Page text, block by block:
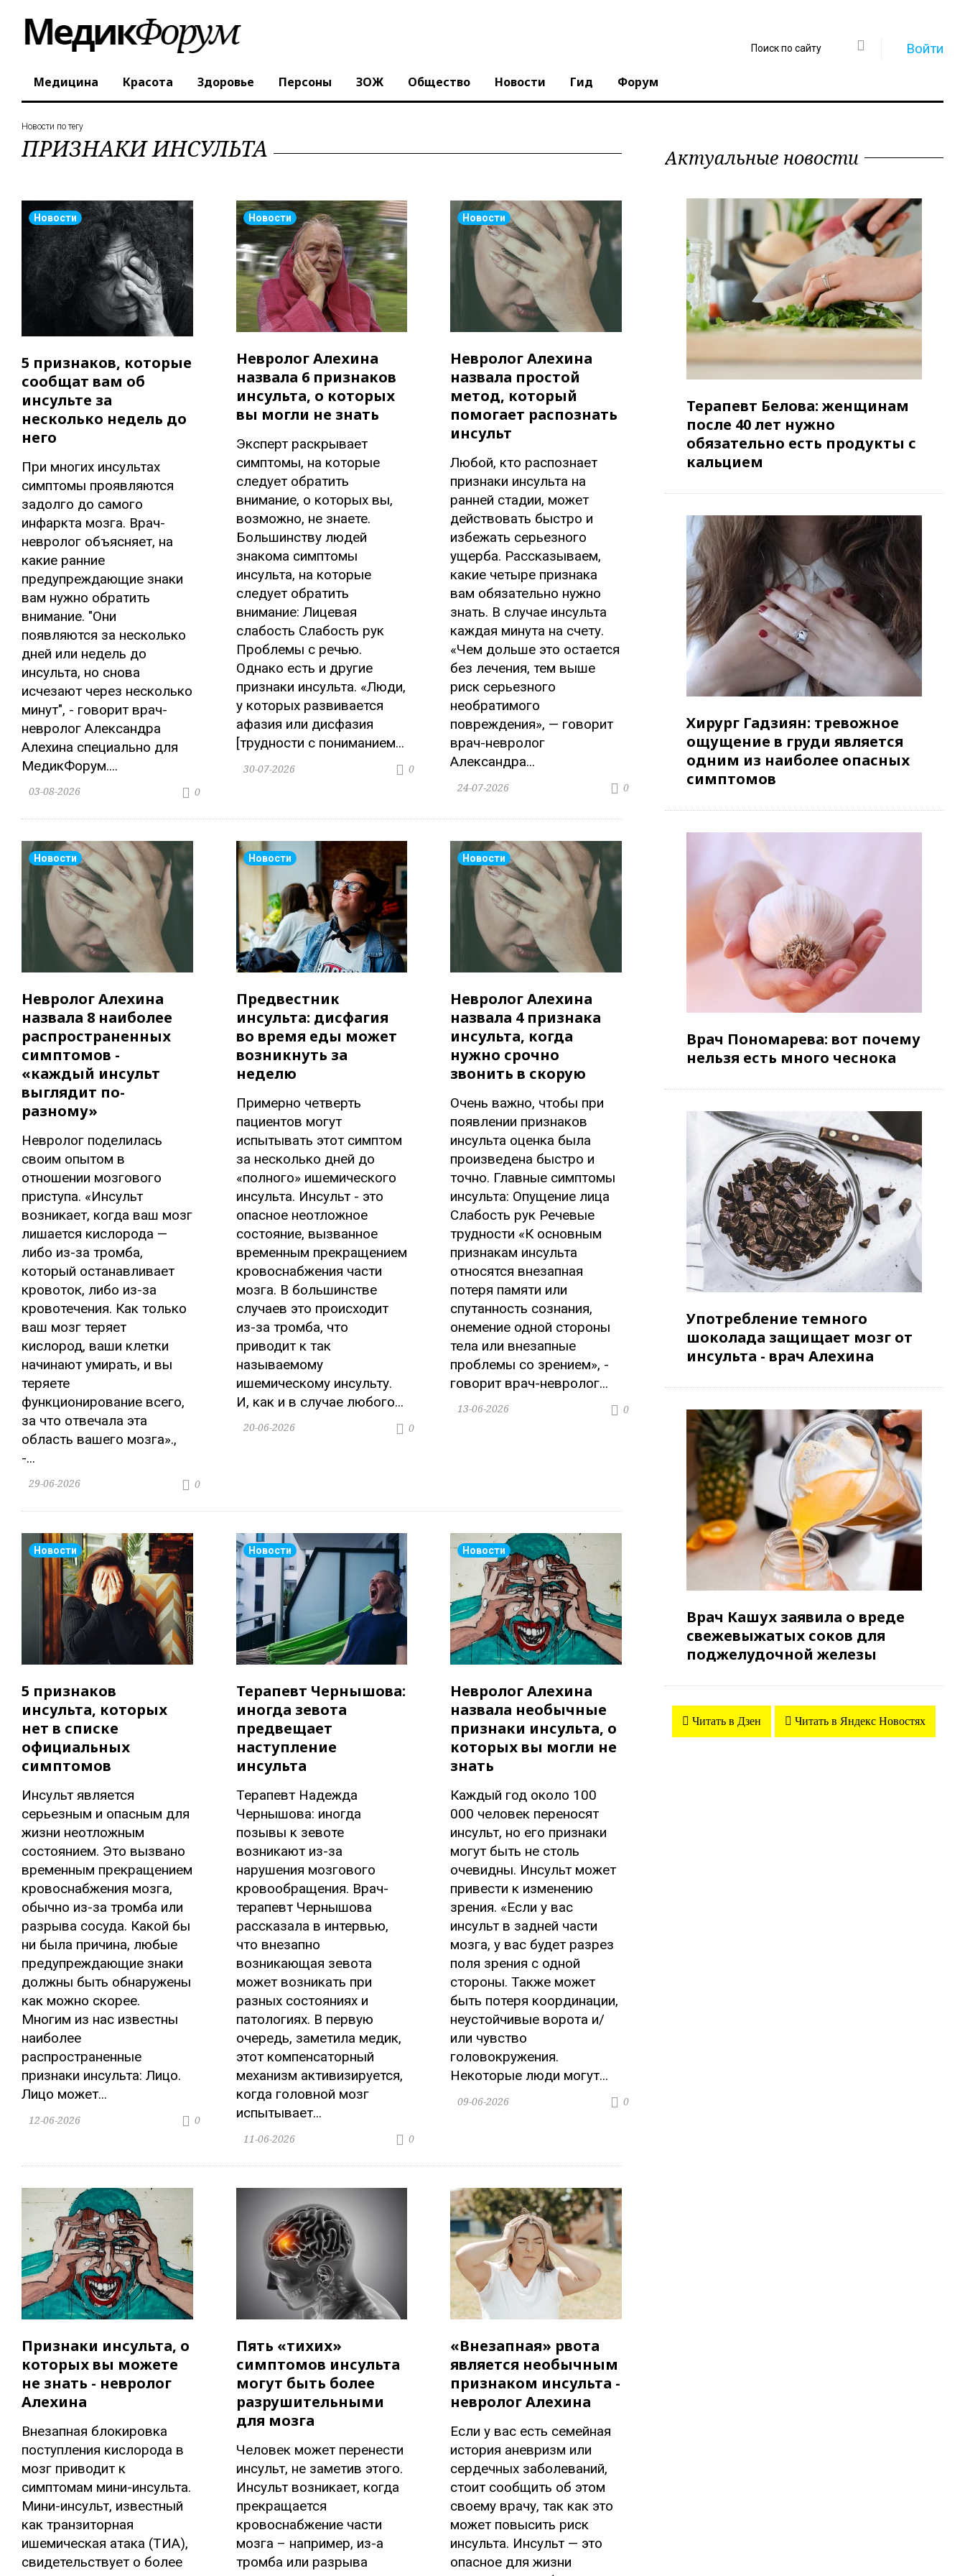
Войти
Регистрация
Медицина Красота Здоровье Персоны ЗОЖ Общество Новости Гид Форум
Новости по тегу
ПРИЗНАКИ ИНСУЛЬТА
Новости
5 признаков, которые
сообщат вам об
инсульте за
несколько недель до
него
При многих инсультах
симптомы проявляются
задолго до самого
инфаркта мозга. Врач-
невролог объясняет, на
какие ранние
предупреждающие знаки
вам нужно обратить
внимание. "Они
появляются за несколько
дней или недель до
инсульта, но снова
исчезают через несколько
минут", - говорит врач-
невролог Александра
Алехина специально для
МедикФорум....
0
03-08-2026
Новости
Невролог Алехина
назвала 6 признаков
инсульта, о которых
вы могли не знать
Эксперт раскрывает
симптомы, на которые
следует обратить
внимание, о которых вы,
возможно, не знаете.
Большинству людей
знакома симптомы
инсульта, на которые
следует обратить
внимание: Лицевая
слабость Слабость рук
Проблемы с речью.
Однако есть и другие
признаки инсульта. «Люди,
у которых развивается
афазия или дисфазия
[трудности с пониманием...
0
30-07-2026
Новости
Невролог Алехина
назвала простой
метод, который
помогает распознать
инсульт
Любой, кто распознает
признаки инсульта на
ранней стадии, может
действовать быстро и
избежать серьезного
ущерба. Рассказываем,
какие четыре признака
вам обязательно нужно
знать. В случае инсульта
каждая минута на счету.
«Чем дольше это остается
без лечения, тем выше
риск серьезного
необратимого
повреждения», — говорит
врач-невролог
Александра...
0
24-07-2026
Новости
Невролог Алехина
назвала 8 наиболее
распространенных
симптомов -
«каждый инсульт
выглядит по-
разному»
Невролог поделилась
своим опытом в
отношении мозгового
приступа. «Инсульт
возникает, когда ваш мозг
лишается кислорода —
либо из-за тромба,
который останавливает
кровоток, либо из-за
кровотечения. Как только
ваш мозг теряет
кислород, ваши клетки
начинают умирать, и вы
теряете
функционирование всего,
за что отвечала эта
область вашего мозга».,
-...
0
29-06-2026
Новости
Предвестник
инсульта: дисфагия
во время еды может
возникнуть за
неделю
Примерно четверть
пациентов могут
испытывать этот симптом
за несколько дней до
«полного» ишемического
инсульта. Инсульт - это
опасное неотложное
состояние, вызванное
временным прекращением
кровоснабжения части
мозга. В большинстве
случаев это происходит
из-за тромба, что
приводит к так
называемому
ишемическому инсульту.
И, как и в случае любого...
0
20-06-2026
Новости
Невролог Алехина
назвала 4 признака
инсульта, когда
нужно срочно
звонить в скорую
Очень важно, чтобы при
появлении признаков
инсульта оценка была
произведена быстро и
точно. Главные симптомы
инсульта: Опущение лица
Слабость рук Речевые
трудности «К основным
признакам инсульта
относятся внезапная
потеря памяти или
спутанность сознания,
онемение одной стороны
тела или внезапные
проблемы со зрением», -
говорит врач-невролог...
0
13-06-2026
Новости
5 признаков
инсульта, которых
нет в списке
официальных
симптомов
Инсульт является
серьезным и опасным для
жизни неотложным
состоянием. Это вызвано
временным прекращением
кровоснабжения мозга,
обычно из-за тромба или
разрыва сосуда. Какой бы
ни была причина, любые
предупреждающие знаки
должны быть обнаружены
как можно скорее.
Многим из нас известны
наиболее
распространенные
признаки инсульта: Лицо.
Лицо может...
0
12-06-2026
Новости
Терапевт Чернышова:
иногда зевота
предвещает
наступление
инсульта
Терапевт Надежда
Чернышова: иногда
позывы к зевоте
возникают из-за
нарушения мозгового
кровообращения. Врач-
терапевт Чернышова
рассказала в интервью,
что внезапно
возникающая зевота
может возникать при
разных состояниях и
патологиях. В первую
очередь, заметила медик,
этот компенсаторный
механизм активизируется,
когда головной мозг
испытывает...
0
11-06-2026
Новости
Невролог Алехина
назвала необычные
признаки инсульта, о
которых вы могли не
знать
Каждый год около 100
000 человек переносят
инсульт, но его признаки
могут быть не столь
очевидны. Инсульт может
привести к изменению
зрения. «Если у вас
инсульт в задней части
мозга, у вас будет разрез
поля зрения с одной
стороны. Также может
быть потеря координации,
неустойчивые ворота и/
или чувство
головокружения.
Некоторые люди могут...
0
09-06-2026
Признаки инсульта, о
которых вы можете
не знать - невролог
Алехина
Внезапная блокировка
поступления кислорода в
мозг приводит к
симптомам мини-инсульта.
Мини-инсульт, известный
как транзиторная
ишемическая атака (ТИА),
свидетельствует о более
Пять «тихих»
симптомов инсульта
могут быть более
разрушительными
для мозга
Человек может перенести
инсульт, не заметив этого.
Инсульт возникает, когда
прекращается
кровоснабжение части
мозга – например, из-а
тромба или разрыва
«Внезапная» рвота
является необычным
признаком инсульта -
невролог Алехина
Если у вас есть семейная
история аневризм или
сердечных заболеваний,
стоит сообщить об этом
своему врачу, так как это
может повысить риск
инсульта. Инсульт — это
опасное для жизни
Актуальные новости
Терапевт Белова: женщинам
после 40 лет нужно
обязательно есть продукты с
кальцием
Хирург Гадзиян: тревожное
ощущение в груди является
одним из наиболее опасных
симптомов
Врач Пономарева: вот почему
нельзя есть много чеснока
Употребление темного
шоколада защищает мозг от
инсульта - врач Алехина
Врач Кашух заявила о вреде
свежевыжатых соков для
поджелудочной железы
Читать в Дзен Читать в Яндекс Новостях